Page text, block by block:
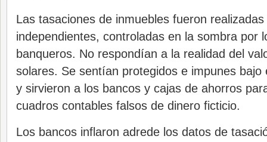
Las tasaciones de inmuebles fueron
independientes, controladas en la sombra por
banqueros. No respondían a la realidad del
solares. Se sentían protegidos e impunes bajo
y sirvieron a los bancos y cajas de ahorros
cuadros contables falsos de dinero ficticio.
Los bancos inflaron adrede los datos de